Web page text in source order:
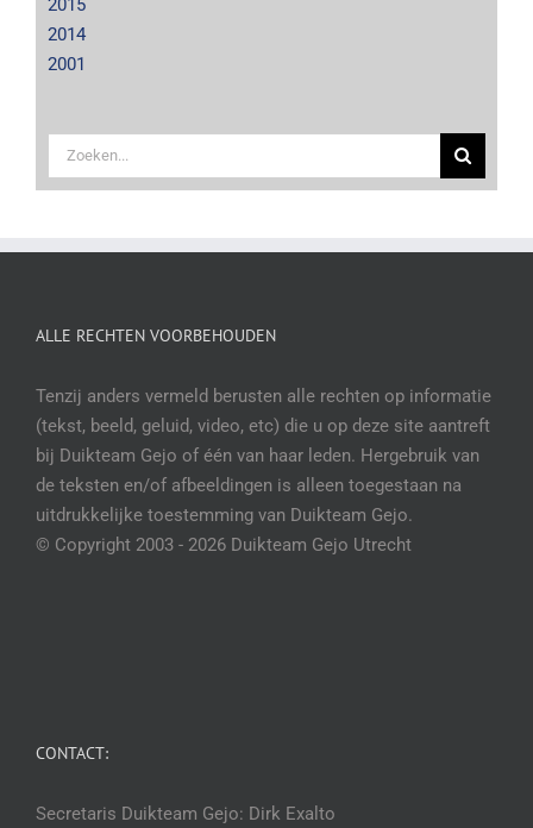
2015
2014
2001
Zoeken
naar:
ALLE RECHTEN VOORBEHOUDEN
Tenzij anders vermeld berusten alle rechten op informatie
(tekst, beeld, geluid, video, etc) die u op deze site aantreft
bij Duikteam Gejo of één van haar leden. Hergebruik van
de teksten en/of afbeeldingen is alleen toegestaan na
uitdrukkelijke toestemming van Duikteam Gejo.
© Copyright 2003 - 2026 Duikteam Gejo Utrecht
CONTACT:
Secretaris Duikteam Gejo: Dirk Exalto